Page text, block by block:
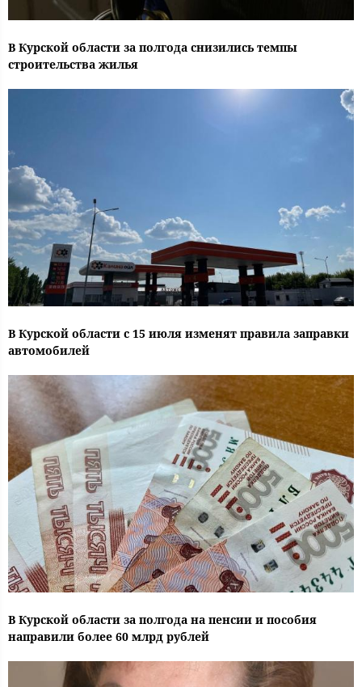
В Курской области за полгода снизились темпы
строительства жилья
В Курской области с 15 июля изменят правила заправки
автомобилей
В Курской области за полгода на пенсии и пособия
направили более 60 млрд рублей